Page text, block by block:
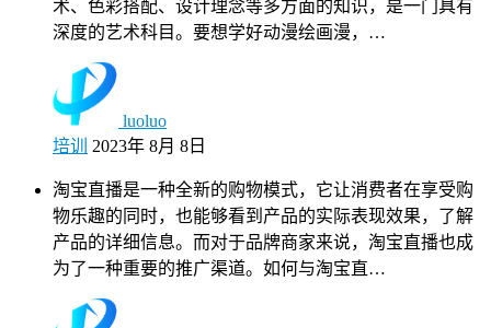
术、色彩搭配、设计理念等多方面的知识，是一门具有
深度的艺术科目。要想学好动漫绘画漫，…
luoluo
培训
2023年 8月 8日
淘宝直播是一种全新的购物模式，它让消费者在享受购
物乐趣的同时，也能够看到产品的实际表现效果，了解
产品的详细信息。而对于品牌商家来说，淘宝直播也成
为了一种重要的推广渠道。如何与淘宝直…